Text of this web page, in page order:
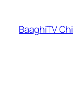
content
BaaghiTV